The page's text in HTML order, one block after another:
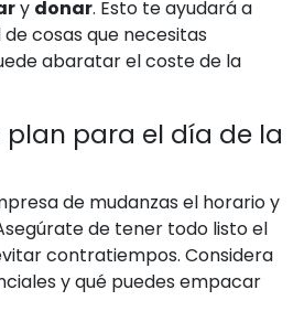
y donar. Esto te ayudará a
cosas que necesitas
abaratar el coste de la
plan para el día de la
de mudanzas el horario y
de tener todo listo el
contratiempos. Considera
y qué puedes empacar